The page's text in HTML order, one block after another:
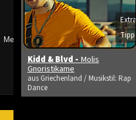
➔
Mehr neue Vids ansehen
Extra
Tipp
Kidd & Blvd - Molis
Gnoristikame
aus Griechenland / Musikstil: Rap
Dance